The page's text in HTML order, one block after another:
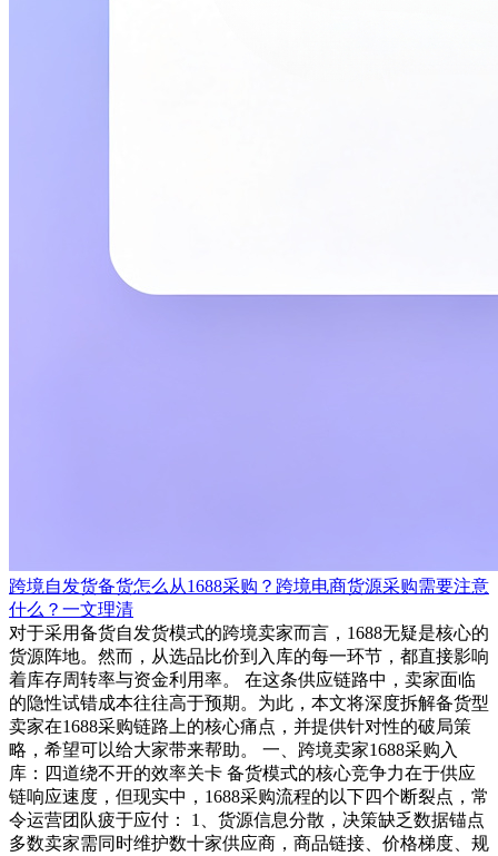
跨境自发货备货怎么从1688采购？跨境电商货源采购需要注意
什么？一文理清
对于采用备货自发货模式的跨境卖家而言，1688无疑是核心的
货源阵地。然而，从选品比价到入库的每一环节，都直接影响
着库存周转率与资金利用率。 在这条供应链路中，卖家面临
的隐性试错成本往往高于预期。为此，本文将深度拆解备货型
卖家在1688采购链路上的核心痛点，并提供针对性的破局策
略，希望可以给大家带来帮助。 一、跨境卖家1688采购入
库：四道绕不开的效率关卡 备货模式的核心竞争力在于供应
链响应速度，但现实中，1688采购流程的以下四个断裂点，常
令运营团队疲于应付： 1、货源信息分散，决策缺乏数据锚点
多数卖家需同时维护数十家供应商，商品链接、价格梯度、规